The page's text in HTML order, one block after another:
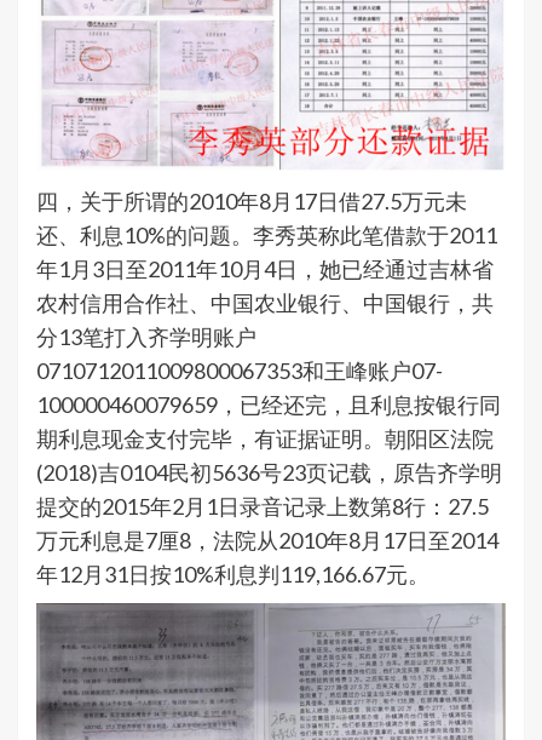
四，关于所谓的2010年8月17日借27.5万元未
还、利息10%的问题。李秀英称此笔借款于2011
年1月3日至2011年10月4日，她已经通过吉林省
农村信用合作社、中国农业银行、中国银行，共
分13笔打入齐学明账户
0710712011009800067353和王峰账户07-
100000460079659，已经还完，且利息按银行同
期利息现金支付完毕，有证据证明。朝阳区法院
(2018)吉0104民初5636号23页记载，原告齐学明
提交的2015年2月1日录音记录上数第8行：27.5
万元利息是7厘8，法院从2010年8月17日至2014
年12月31日按10%利息判119,166.67元。